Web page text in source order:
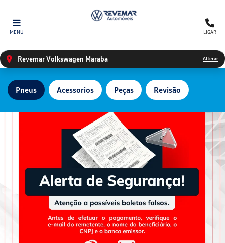
MENU LIGAR
Revemar Volkswagen Maraba Alterar
Acessorios Peças
Pneus Revisão